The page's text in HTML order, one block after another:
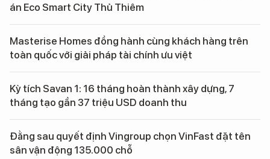
án Eco Smart City Thủ Thiêm
Masterise Homes đồng hành cùng khách hàng trên
toàn quốc với giải pháp tài chính ưu việt
Kỳ tích Savan 1: 16 tháng hoàn thành xây dựng, 7
tháng tạo gần 37 triệu USD doanh thu
Đằng sau quyết định Vingroup chọn VinFast đặt tên
sân vận động 135.000 chỗ